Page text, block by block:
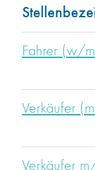
Fahrer (w/
Verkäufer
Verkäufer